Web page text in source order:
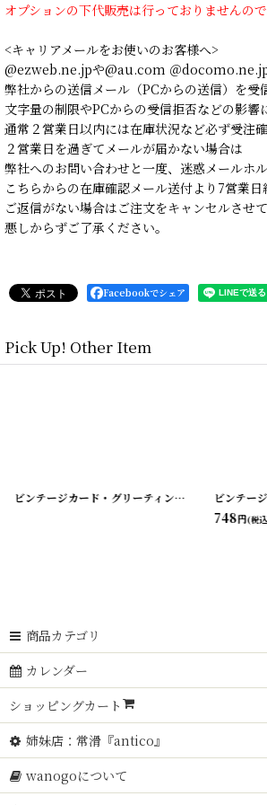
オプションの下代販売は行っておりませんの
<キャリアメールをお使いのお客様へ>
@ezweb.ne.jpや@au.com ＠docomo.ne.jp
弊社からの送信メール（PCからの送信）を受
文字量の制限やPCからの受信拒否などの影響
通常２営業日以内には在庫状況など必ず受注
２営業日を過ぎてメールが届かない場合は
弊社へのお問い合わせと一度、迷惑メールホ
こちらからの在庫確認メール送付より7営業
ご返信がない場合はご注文をキャンセルさせて
悪しからずご了承ください。
Facebookでシェア
Pick Up! Other Item
50] [ 210719-49]
ビンテージカード・グリーティング・バレンタイン・バースデー etc...
748円(税
商品カテゴリ
カレンダー
ショッピングカート
姉妹店：常滑『antico』
wanogoについて